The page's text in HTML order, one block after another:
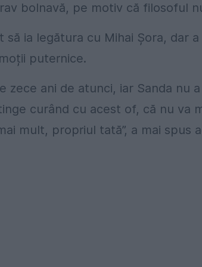
bolnavă, pe motiv că filosoful
să ia legătura cu Mihai Șora, dar
puternice.
zece ani de atunci, iar Sanda nu
curând cu acest of, că nu va
mult, propriul tată”, a mai spus